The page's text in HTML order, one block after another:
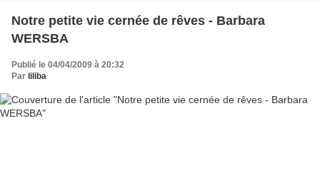
Notre petite vie cernée de rêves - Barbara
WERSBA
Publié le 04/04/2009 à 20:32
Par liliba